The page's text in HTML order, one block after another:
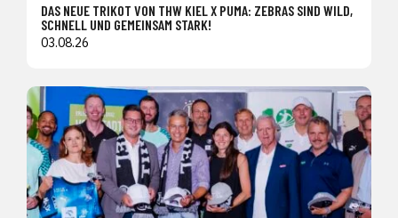
DAS NEUE TRIKOT VON THW KIEL X PUMA: ZEBRAS SIND WILD,
SCHNELL UND GEMEINSAM STARK!
03.08.26